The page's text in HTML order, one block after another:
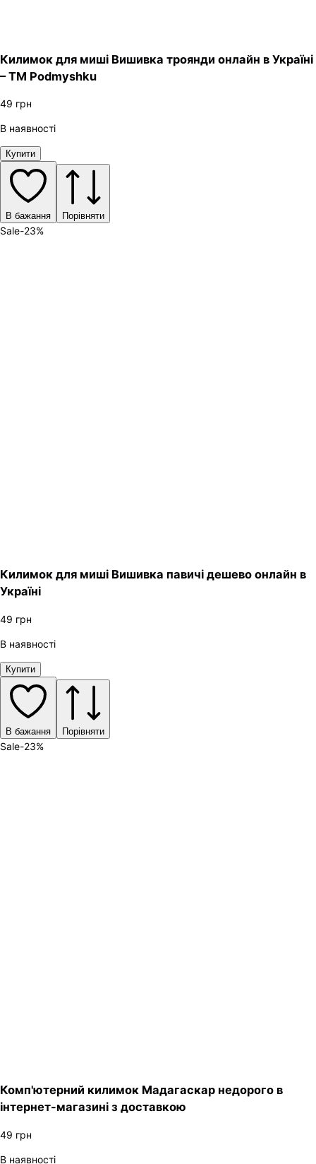
Килимок для миші Вишивка троянди онлайн в Україні
– ТМ Podmyshku
49 грн
В наявності
Купити
В бажання Порівняти
Sale-23%
Килимок для миші Вишивка павичі дешево онлайн в
Україні
49 грн
В наявності
Купити
В бажання Порівняти
Sale-23%
Комп'ютерний килимок Мадагаскар недорого в
інтернет-магазині з доставкою
49 грн
В наявності